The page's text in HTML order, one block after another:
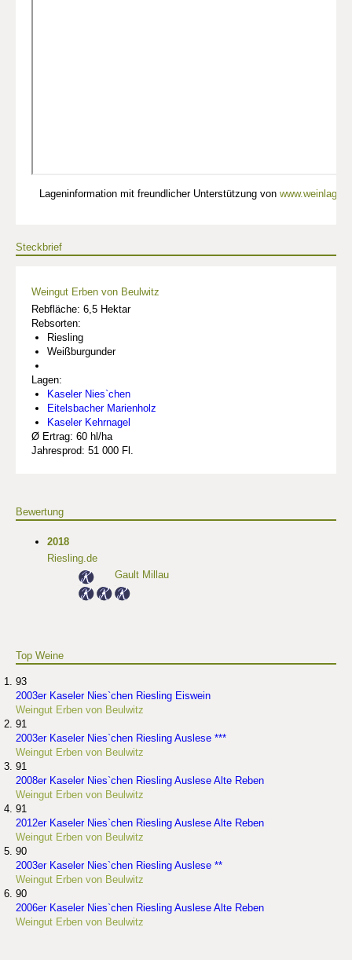
Lageninformation mit freundlicher Unterstützung von
Steckbrief
Weingut Erben von Beulwitz
Rebfläche: 6,5 Hektar
Rebsorten:
Riesling
Weißburgunder
Lagen:
Kaseler Nies`chen
Eitelsbacher Marienholz
Kaseler Kehrnagel
Ø Ertrag: 60 hl/ha
Jahresprod: 51 000 Fl.
Bewertung
2018
Riesling.de
Gault Millau
Top Weine
93
2003er Kaseler Nies`chen Riesling Eiswein
Weingut Erben von Beulwitz
91
2003er Kaseler Nies`chen Riesling Auslese ***
Weingut Erben von Beulwitz
91
2008er Kaseler Nies`chen Riesling Auslese Alte Reben
Weingut Erben von Beulwitz
91
2012er Kaseler Nies`chen Riesling Auslese Alte Reben
Weingut Erben von Beulwitz
90
2003er Kaseler Nies`chen Riesling Auslese **
Weingut Erben von Beulwitz
90
2006er Kaseler Nies`chen Riesling Auslese Alte Reben
Weingut Erben von Beulwitz